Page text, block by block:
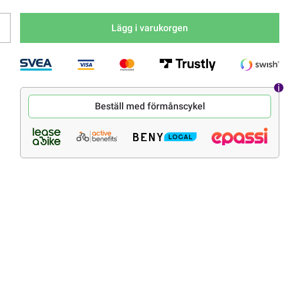
Lägg i varukorgen
Beställ med förmånscykel